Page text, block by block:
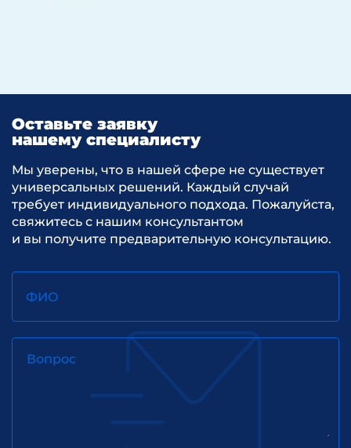
Оставьте заявку
нашему специалисту
Мы уверены, что в нашей сфере не существует
универсальных решений. Каждый случай
требует индивидуального подхода. Пожалуйста,
свяжитесь с нашим консультантом
и вы получите предварительную консультацию.
ФИО
Вопрос